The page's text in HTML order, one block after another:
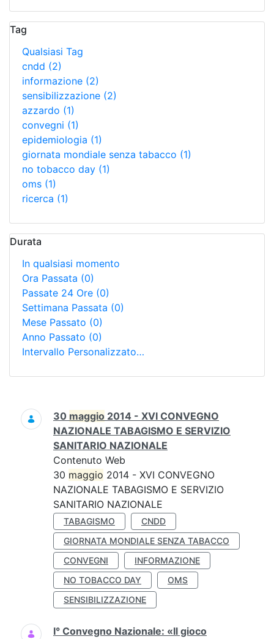
Tag
Qualsiasi Tag
cndd (2)
informazione (2)
sensibilizzazione (2)
azzardo (1)
convegni (1)
epidemiologia (1)
giornata mondiale senza tabacco (1)
no tobacco day (1)
oms (1)
ricerca (1)
Durata
In qualsiasi momento
Ora Passata (0)
Passate 24 Ore (0)
Settimana Passata (0)
Mese Passato (0)
Anno Passato (0)
Intervallo Personalizzato…
Ricerca
30 maggio 2014 - XVI CONVEGNO
NAZIONALE TABAGISMO E SERVIZIO
SANITARIO NAZIONALE
Contenuto Web
30 maggio 2014 - XVI CONVEGNO
NAZIONALE TABAGISMO E SERVIZIO
SANITARIO NAZIONALE
TABAGISMO
CNDD
GIORNATA MONDIALE SENZA TABACCO
CONVEGNI
INFORMAZIONE
NO TOBACCO DAY
OMS
SENSIBILIZZAZIONE
I° Convegno Nazionale: «Il gioco